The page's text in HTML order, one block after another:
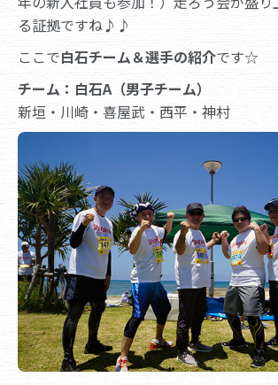
る証拠ですね♪♪
ここで白石チーム＆選手の紹介です☆
チーム：白石A（男子チーム）
新垣・川崎・喜屋武・西平・神村